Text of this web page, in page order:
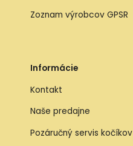
Zoznam výrobcov GPSR
Informácie
Kontakt
Naše predajne
Pozáručný servis kočíkov